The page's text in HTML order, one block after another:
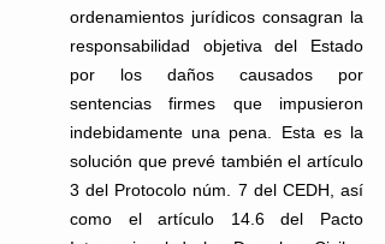
ordenamientos jurídicos consagran la
responsabilidad objetiva del Estado
por los daños causados por
sentencias firmes que impusieron
indebidamente una pena. Esta es la
solución que prevé también el artículo
3 del Protocolo núm. 7 del CEDH, así
como el artículo 14.6 del Pacto